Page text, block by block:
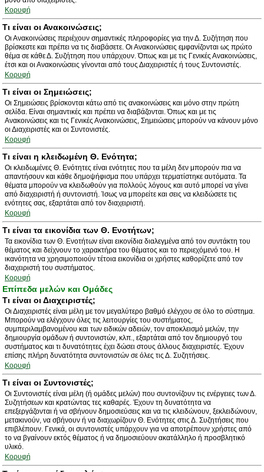
Κορυφή
Τι είναι οι Ανακοινώσεις;
Οι Ανακοινώσεις περιέχουν σημαντικές πληροφορίες για την Δ. Συζήτηση που
βρίσκεστε και πρέπει να τις διαβάσετε. Οι Ανακοινώσεις εμφανίζονται ως πρώτο
θέμα σε κάθε Δ. Συζήτηση που υπάρχουν. Όπως και με τις Γενικές Ανακοινώσεις,
έτσι και οι Ανακοινώσεις γίνονται από τους Διαχειριστές ή τους Συντονιστές.
Κορυφή
Τι είναι οι Σημειώσεις;
Οι Σημειώσεις βρίσκονται κάτω από τις ανακοινώσεις και μόνο στην πρώτη
σελίδα. Είναι σημαντικές και πρέπει να διαβάζονται. Όπως και με τις
Ανακοινώσεις και τις Γενικές Ανακοινώσεις, Σημειώσεις μπορούν να κάνουν μόνο
οι Διαχειριστές και οι Συντονιστές.
Κορυφή
Τι είναι η κλειδωμένη Θ. Ενότητα;
Οι κλειδωμένες Θ. Ενότητες είναι ενότητες που τα μέλη δεν μπορούν πια να
απαντήσουν και κάθε δημοψήφισμα που υπάρχει τερματίστηκε αυτόματα. Τα
θέματα μπορούν να κλειδωθούν για πολλούς λόγους και αυτό μπορεί να γίνει
από διαχειριστή ή συντονιστή. Ίσως να μπορείτε και σεις να κλειδώσετε τις
ενότητες σας, εξαρτάται από τον διαχειριστή.
Κορυφή
Τι είναι τα εικονίδια των Θ. Ενοτήτων;
Τα εικονίδια των Θ. Ενοτήτων είναι εικονίδια διαλεγμένα από τον συντάκτη του
θέματος και δείχνουν το χαρακτήρα του θέματος και το περιεχόμενό του. Η
ικανότητα να χρησιμοποιούν τέτοια εικονίδια οι χρήστες καθορίζετε από τον
διαχειριστή του συστήματος.
Κορυφή
Επίπεδα μελών και Ομάδες
Τι είναι οι Διαχειριστές;
Οι Διαχειριστές είναι μέλη με τον μεγαλύτερο βαθμό ελέγχου σε όλο το σύστημα.
Μπορούν να ελέγχουν όλες τις λειτουργίες του συστήματος,
συμπεριλαμβανομένου και των ειδικών αδειών, τον αποκλεισμό μελών, την
δημιουργία ομάδων ή συντονιστών, κλπ., εξαρτάται από τον δημιουργό του
συστήματος και τι δυνατότητες έχει δώσει στους άλλους διαχειριστές. Έχουν
επίσης πλήρη δυνατότητα συντονιστών σε όλες τις Δ. Συζητήσεις.
Κορυφή
Τι είναι οι Συντονιστές;
Οι Συντονιστές είναι μέλη (ή ομάδες μελών) που συντονίζουν τις ενέργειες των Δ.
Συζητήσεων και κρατώντας τες καθαρές. Έχουν τη δυνατότητα να
επεξεργάζονται ή να σβήνουν δημοσιεύσεις και να τις κλειδώνουν, ξεκλειδώνουν,
μετακινούν, να σβήνουν ή να διαχωρίζουν Θ. Ενότητες στις Δ. Συζητήσεις που
επιβλέπουν. Γενικά, οι συντονιστές υπάρχουν για να αποτρέπουν χρήστες από
το να βγαίνουν εκτός θέματος ή να δημοσιεύουν ακατάλληλο ή προσβλητικό
υλικό.
Κορυφή